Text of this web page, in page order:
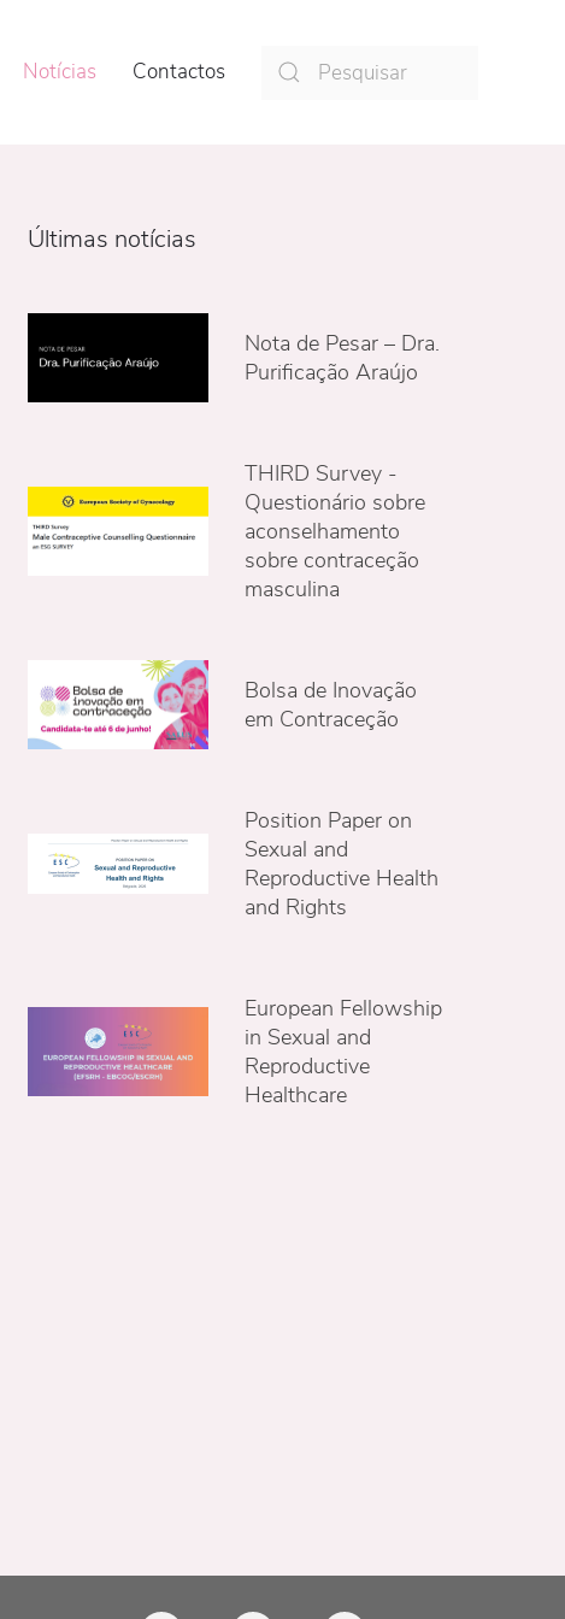
Notícias Contactos
Últimas notícias
Nota de Pesar – Dra.
Purificação Araújo
THIRD Survey -
Questionário sobre
aconselhamento
sobre contraceção
masculina
Bolsa de Inovação
em Contraceção
Position Paper on
Sexual and
Reproductive Health
and Rights
European Fellowship
in Sexual and
Reproductive
Healthcare